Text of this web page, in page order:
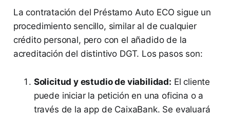
La contratación del Préstamo Auto ECO sigue un
procedimiento sencillo, similar al de cualquier
crédito personal, pero con el añadido de la
acreditación del distintivo DGT. Los pasos son:
Solicitud y estudio de viabilidad: El cliente
puede iniciar la petición en una oficina o a
través de la app de CaixaBank. Se evaluará